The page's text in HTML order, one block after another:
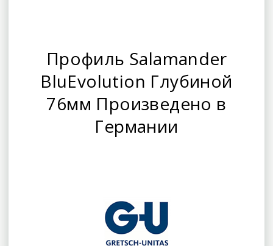
Профиль Salamander
BluEvolution Глубиной
76мм Произведено в
Германии